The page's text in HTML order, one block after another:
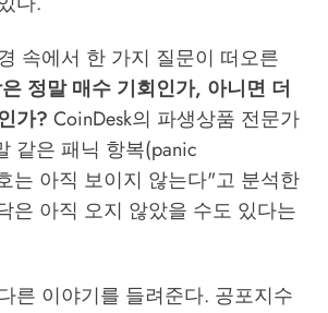
속에서 한 가지 질문이 떠오른
정말 매수 기회인가, 아니면 더
가? CoinDesk의 파생상품 전문가
같은 패닉 항복(panic
는 아직 보이지 않는다"고 분석한
은 아직 오지 않았을 수도 있다는
른 이야기를 들려준다. 공포지수